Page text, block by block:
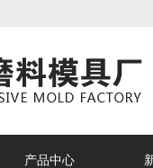
产品中心